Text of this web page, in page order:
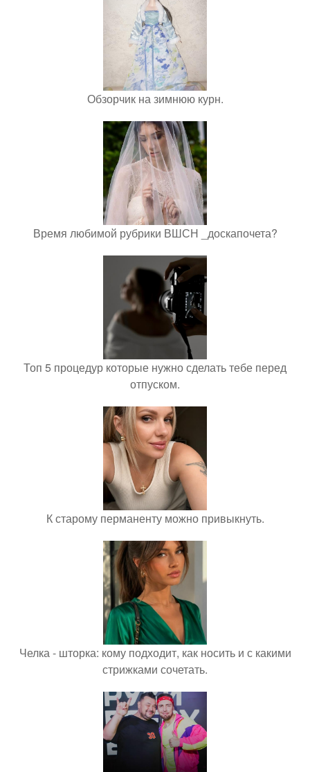
Обзорчик на зимнюю курн.
Время любимой рубрики ВШСН _доскапочета?
Топ 5 процедур которые нужно сделать тебе перед
отпуском.
К старому перманенту можно привыкнуть.
Челка - шторка: кому подходит, как носить и с какими
стрижками сочетать.